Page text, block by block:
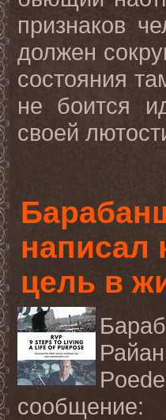
признаков
должен
состояния
не боится
своей
написал
цель в
Райан
сообщение: